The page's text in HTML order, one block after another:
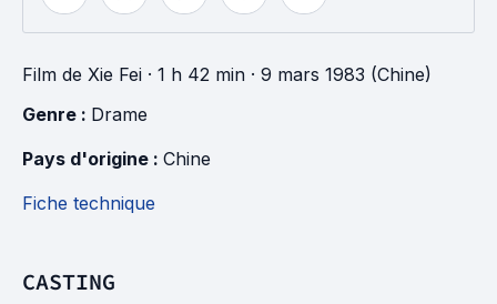
Film de Xie Fei · 1 h 42 min · 9 mars 1983 (Chine)
Genre : Drame
Pays d'origine : Chine
Fiche technique
CASTING